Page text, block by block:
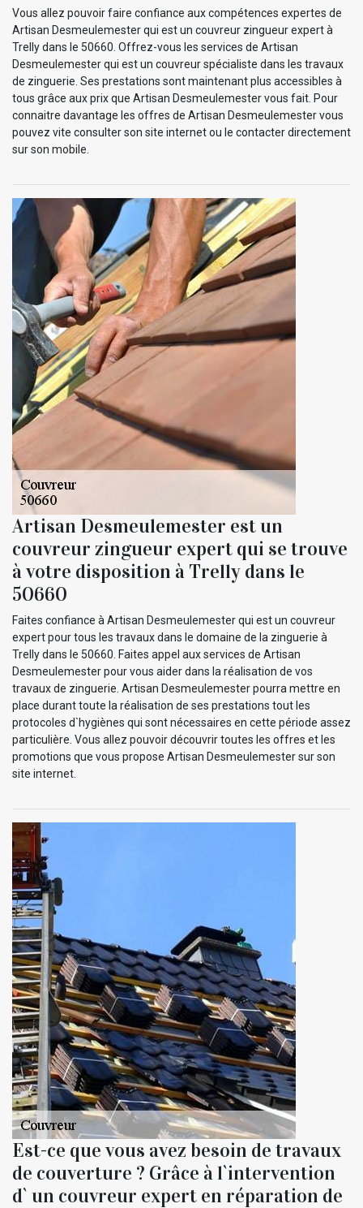
Vous allez pouvoir faire confiance aux compétences expertes de
Artisan Desmeulemester qui est un couvreur zingueur expert à
Trelly dans le 50660. Offrez-vous les services de Artisan
Desmeulemester qui est un couvreur spécialiste dans les travaux
de zinguerie. Ses prestations sont maintenant plus accessibles à
tous grâce aux prix que Artisan Desmeulemester vous fait. Pour
connaitre davantage les offres de Artisan Desmeulemester vous
pouvez vite consulter son site internet ou le contacter directement
sur son mobile.
Artisan Desmeulemester est un
couvreur zingueur expert qui se trouve
à votre disposition à Trelly dans le
50660
Faites confiance à Artisan Desmeulemester qui est un couvreur
expert pour tous les travaux dans le domaine de la zinguerie à
Trelly dans le 50660. Faites appel aux services de Artisan
Desmeulemester pour vous aider dans la réalisation de vos
travaux de zinguerie. Artisan Desmeulemester pourra mettre en
place durant toute la réalisation de ses prestations tout les
protocoles d`hygiènes qui sont nécessaires en cette période assez
particulière. Vous allez pouvoir découvrir toutes les offres et les
promotions que vous propose Artisan Desmeulemester sur son
site internet.
Est-ce que vous avez besoin de travaux
de couverture ? Grâce à l`intervention
d` un couvreur expert en réparation de